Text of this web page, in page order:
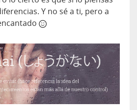
Y no sé a ti, pero a